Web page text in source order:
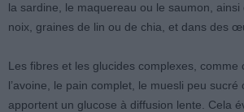
la sardine, le maquereau ou le saumon, ainsi
noix, graines de lin ou de chia, et dans des
Les fibres et les glucides complexes, comme
l’avoine, le pain complet, le muesli peu sucré
apportent un glucose à diffusion lente. Cela